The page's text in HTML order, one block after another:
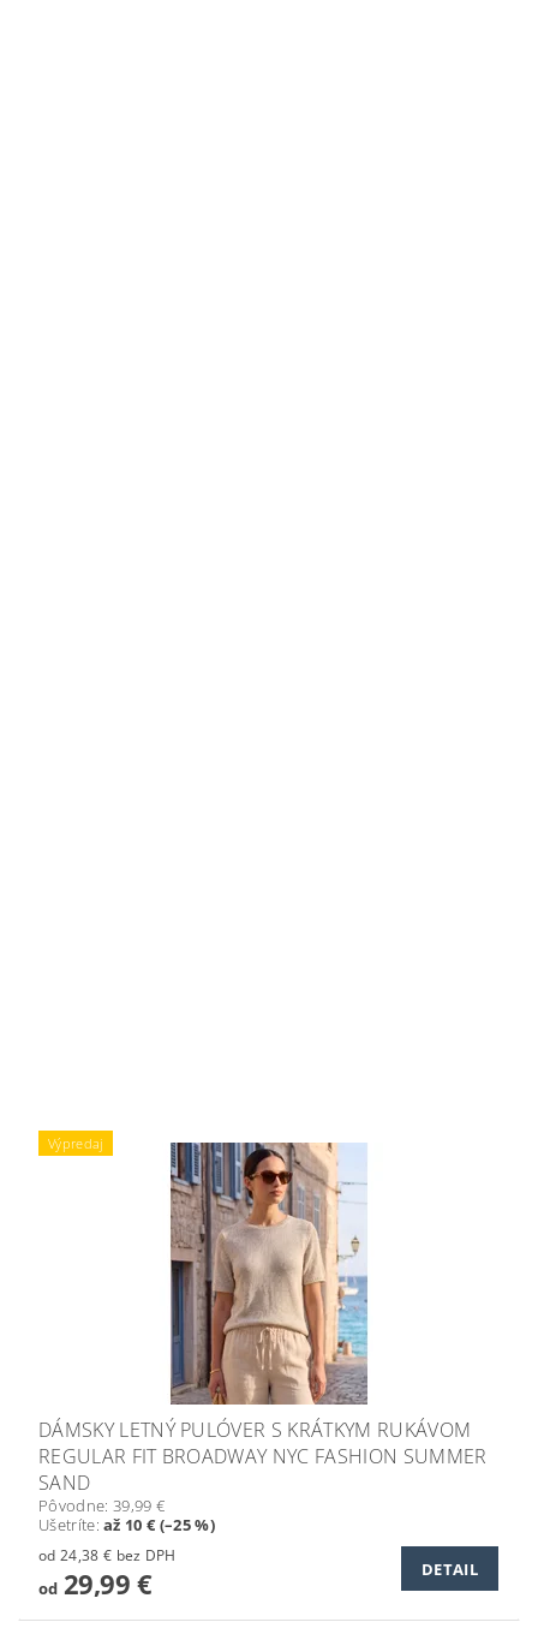
Výpredaj
DÁMSKY LETNÝ PULÓVER S KRÁTKYM RUKÁVOM
REGULAR FIT BROADWAY NYC FASHION SUMMER
SAND
Pôvodne: 39,99 €
Ušetríte:až 10 € (–25 %)
od 24,38 € bez DPH
od29,99 € DETAIL